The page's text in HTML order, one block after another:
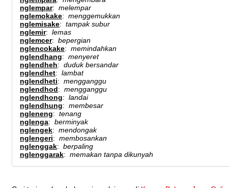
nglempar: melempar
nglemokake: menggemukkan
nglemisake: tampak subur
nglemir: lemas
nglemcer: bepergian
nglencokake: memindahkan
nglendhang: menyeret
nglendheh: duduk bersandar
nglendhet: lambat
nglendheti: mengganggu
nglendhod: mengganggu
nglendhong: landai
nglendhung: membesar
ngleneng: tenang
nglenga: berminyak
nglengek: mendongak
nglengeri: membosankan
nglenggak: berpaling
nglenggarak: memakan tanpa dikunyah